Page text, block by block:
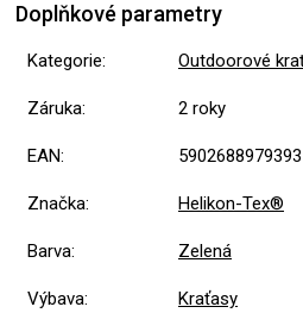
Doplňkové parametry
Kategorie: Outdoorové
Záruka: 2 roky
EAN: 5902688979393
Značka: Helikon-Tex®
Barva: Zelená
Výbava: Kraťasy